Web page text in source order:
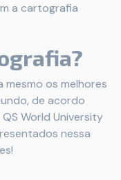
a cartografia
mesmo os melhores
de acordo
World University
nessa